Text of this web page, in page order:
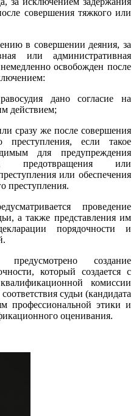
совершения тяжкого или
в совершении деяния, за
или административная
освобожден после
дано согласие на
действием;
сразу же после совершения
если такое
для предупреждения
предотвращения или
или обеспечения
преступления.
проведение
а также представления им
порядочности и
создание
который создается с
комиссии
судьи (кандидата
профессиональной этики и
оценивания.